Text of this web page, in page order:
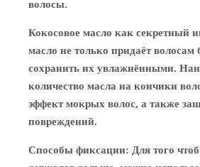
волосы.
Кокосовое масло как секретный
масло не только придаёт волосам
сохранить их увлажнёнными.
количество масла на кончики
эффект мокрых волос, а также
повреждений.
Способы фиксации: Для того